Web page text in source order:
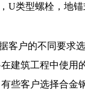
U类型螺栓，地锚
户的不同要求选
建筑工程中使用
些客户选择合金